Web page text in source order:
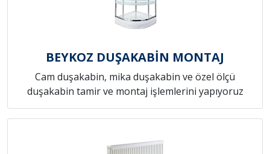
BEYKOZ DUŞAKABİN MONTAJ
Cam duşakabin, mika duşakabin ve özel ölçü
duşakabin tamir ve montaj işlemlerini yapıyoruz